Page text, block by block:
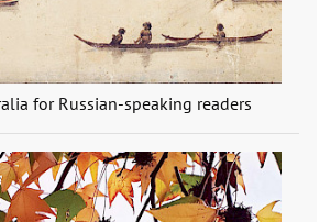
for Russian-speaking readers